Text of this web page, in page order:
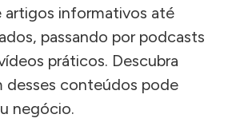
artigos informativos até
passando por podcasts
práticos. Descubra
desses conteúdos pode
negócio.